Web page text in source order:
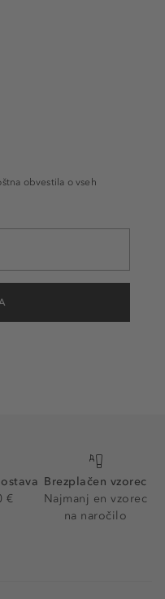
obvestila o vseh
€
Brezplačen vzorec
Najmanj en vzorec
na naročilo